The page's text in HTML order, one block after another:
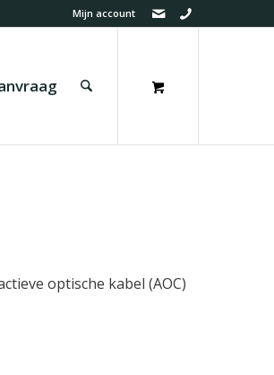
Mijn account
optische kabel (AOC)